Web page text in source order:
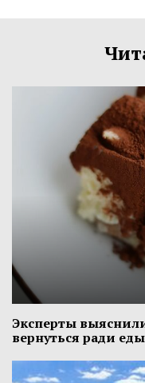
Эксперты
вернуться ради еды